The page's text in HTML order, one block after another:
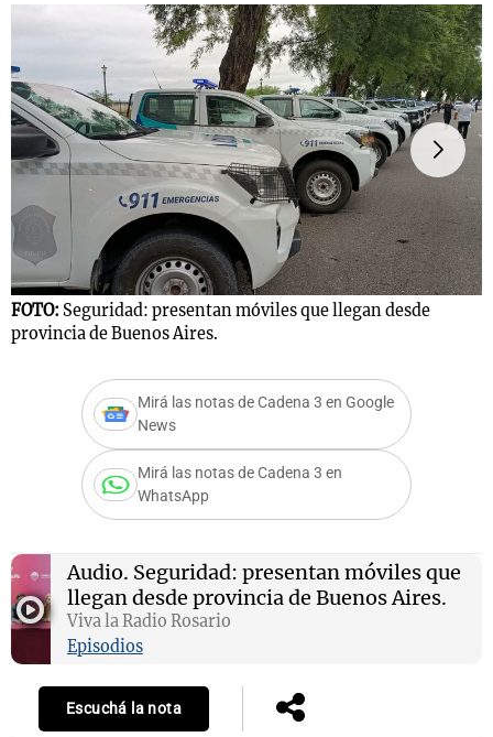
FOTO: Seguridad: presentan móviles que llegan desde
provincia de Buenos Aires.
Mirá las notas de Cadena 3 en Google
News
Mirá las notas de Cadena 3 en
WhatsApp
Audio. Seguridad: presentan móviles que
llegan desde provincia de Buenos Aires.
Viva la Radio Rosario
Episodios
Escuchá la nota
Notas
Mundial 2026
Notas
La Sole en
Cadena 3